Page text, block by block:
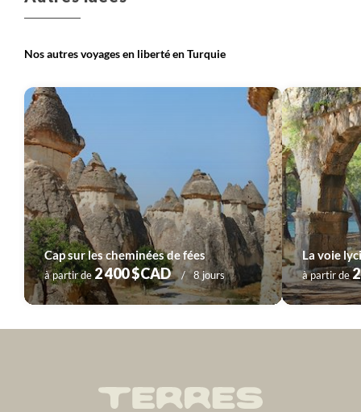
Nos autres voyages en liberté en Turquie
Cap sur les cheminées de fées
à partir de 2 400 $CAD 8 jours à partir de